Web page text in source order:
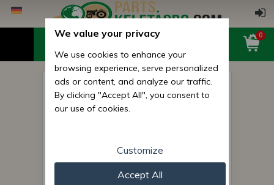
0
MTS Dichtung
Einspritzpumpe Schild groß
We value your privacy
We use cookies to enhance your
browsing experience, serve personalized
ads or content, and analyze our traffic.
By clicking "Accept All", you consent to
our use of cookies.
Customize
Accept All